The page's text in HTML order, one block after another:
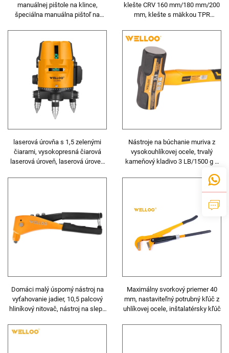
manuálnej pištole na klince,
špeciálna manuálna pištoľ na
klešte CRV 160 mm/180 mm/200
mm, klešte s mäkkou TPR
laserová úrovňa s 1,5 zelenými
čiarami, vysokopresná čiarová
laserová úroveň, laserová úroveň
Nástroje na búchanie muriva z
vysokouhlíkovej ocele, trvalý
kameňový kladivo 3 LB/1500 g s
Domáci malý úsporný nástroj na
vyťahovanie jadier, 10,5 palcový
hliníkový nitovač, nástroj na slepé
Maximálny svorkový priemer 40
mm, nastaviteľný potrubný kľúč z
uhlíkovej ocele, inštalatérsky kľúč